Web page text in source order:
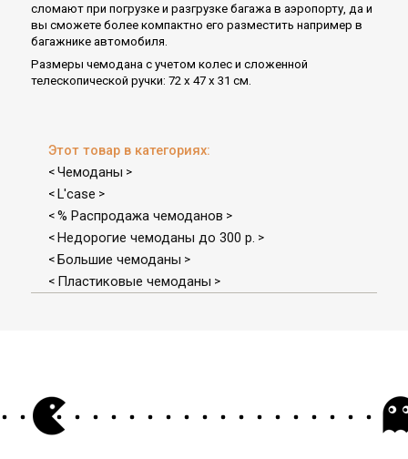
сломают при погрузке и разгрузке багажа в аэропорту, да и
вы сможете более компактно его разместить например в
багажнике автомобиля.
Размеры чемодана с учетом колес и сложенной
телескопической ручки: 72 х 47 х 31 см.
Этот товар в категориях:
< Чемоданы >
< L'case >
< % Распродажа чемоданов >
< Недорогие чемоданы до 300 р. >
< Большие чемоданы >
< Пластиковые чемоданы >